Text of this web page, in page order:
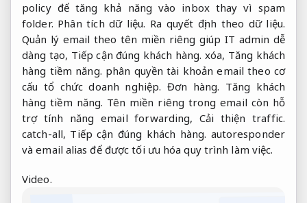
policy để tăng khả năng vào inbox thay vì spam
folder. Phân tích dữ liệu. Ra quyết định theo dữ liệu.
Quản lý email theo tên miền riêng giúp IT admin dễ
dàng tạo, Tiếp cận đúng khách hàng. xóa, Tăng khách
hàng tiềm năng. phân quyền tài khoản email theo cơ
cấu tổ chức doanh nghiệp. Đơn hàng. Tăng khách
hàng tiềm năng. Tên miền riêng trong email còn hỗ
trợ tính năng email forwarding,Cải thiện traffic.
catch-all, Tiếp cận đúng khách hàng. autoresponder
và email alias để được tối ưu hóa quy trình làm việc.
Video.